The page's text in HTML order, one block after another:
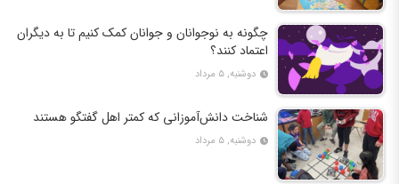
چگونه به نوجوانان و جوانان کمک کنیم تا به دیگران
اعتماد کنند؟
دوشنبه, ۵ مرداد
شناخت دانش‌آموزانی که کمتر اهل گفتگو هستند
دوشنبه, ۵ مرداد